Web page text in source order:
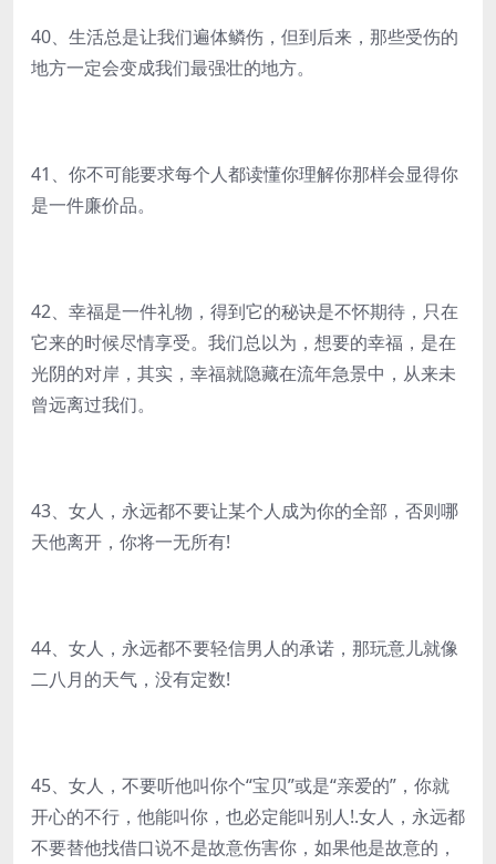
40、生活总是让我们遍体鳞伤，但到后来，那些受伤的
地方一定会变成我们最强壮的地方。
41、你不可能要求每个人都读懂你理解你那样会显得你
是一件廉价品。
42、幸福是一件礼物，得到它的秘诀是不怀期待，只在
它来的时候尽情享受。我们总以为，想要的幸福，是在
光阴的对岸，其实，幸福就隐藏在流年急景中，从来未
曾远离过我们。
43、女人，永远都不要让某个人成为你的全部，否则哪
天他离开，你将一无所有!
44、女人，永远都不要轻信男人的承诺，那玩意儿就像
二八月的天气，没有定数!
45、女人，不要听他叫你个“宝贝”或是“亲爱的”，你就
开心的不行，他能叫你，也必定能叫别人!.女人，永远都
不要替他找借口说不是故意伤害你，如果他是故意的，